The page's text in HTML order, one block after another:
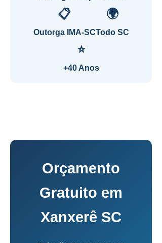
📋
Outorga IMA-SC
🌍
Todo SC
⭐
+40 Anos
Orçamento
Gratuito em
Xanxerê SC